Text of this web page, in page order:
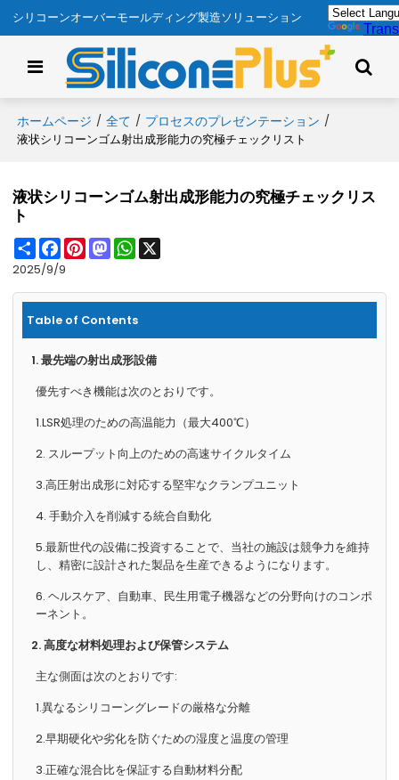
シリコーンオーバーモールディング製造ソリューション
ホームページ / 全て / プロセスのプレゼンテーション /
液状シリコーンゴム射出成形能力の究極チェックリスト
液状シリコーンゴム射出成形能力の究極チェックリス
ト
ShareFacebook
PinterestMastodonWhatsApp
2025/9/9
Table of Contents
1. 最先端の射出成形設備
優先すべき機能は次のとおりです。
1.LSR処理のための高温能力（最大400℃）
2. スループット向上のための高速サイクルタイム
3.高圧射出成形に対応する堅牢なクランプユニット
4. 手動介入を削減する統合自動化
5.最新世代の設備に投資することで、当社の施設は競争力を維持
し、精密に設計された製品を生産できるようになります。
6. ヘルスケア、自動車、民生用電子機器などの分野向けのコンポ
ーネント。
2. 高度な材料処理および保管システム
主な側面は次のとおりです:
1.異なるシリコーングレードの厳格な分離
2.早期硬化や劣化を防ぐための湿度と温度の管理
3.正確な混合比を保証する自動材料分配